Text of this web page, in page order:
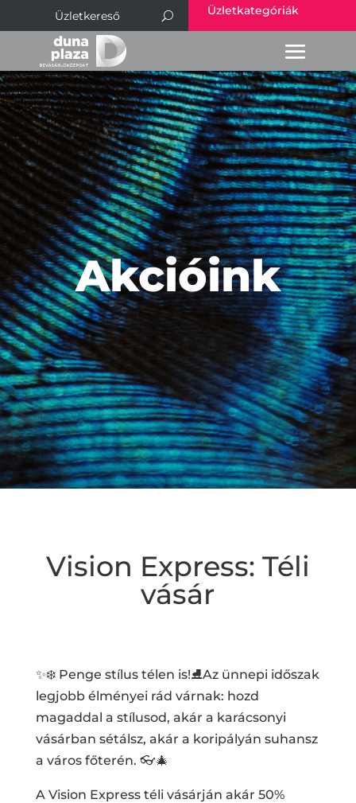
Üzletkategóriák
Akcióink
Vision Express: Téli
vásár
✨❄️ Penge stílus télen is!⛸️Az ünnepi időszak
legjobb élményei rád várnak: hozd
magaddal a stílusod, akár a karácsonyi
vásárban sétálsz, akár a koripályán suhansz
a város főterén. 👓🎄
A Vision Express téli vásárján akár 50%